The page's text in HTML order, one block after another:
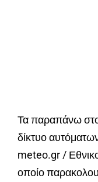
Τα παραπάνω
δίκτυο
meteo.gr /
οποίο